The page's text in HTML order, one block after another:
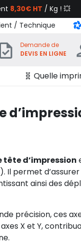
8,30€ HT / Kg ! 💥
/ Technique
Demande de
DEVIS EN LIGNE
🧬 Quelle
tête d’impression
Il permet
ainsi des
précision, ces
axes X et Y,